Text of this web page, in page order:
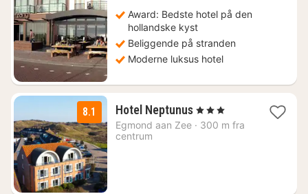
Award: Bedste hotel på den
hollandske kyst
Beliggende på stranden
Moderne luksus hotel
8.1 Hotel Neptunus1
nat
, 3 Stjerner
Egmond aan Zee · 300 m fra
centrum